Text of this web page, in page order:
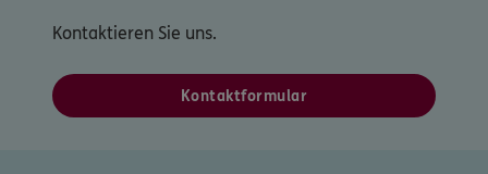
Kontaktieren Sie uns.
Kontaktformular